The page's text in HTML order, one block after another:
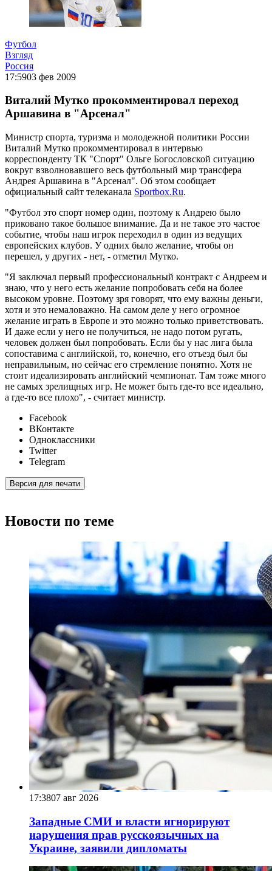
Футбол
Взгляд
Россия
17:5903 фев 2009
Виталий Мутко прокомментировал переход
Аршавина в "Арсенал"
Министр спорта, туризма и молодежной политики России
Виталий Мутко прокомментировал в интервью
корреспонденту ТК "Спорт" Ольге Богословской ситуацию
вокруг взволновавшего весь футбольный мир трансфера
Андрея Аршавина в "Арсенал". Об этом сообщает
официальный сайт телеканала Sportbox.Ru.
"Футбол это спорт номер один, поэтому к Андрею было
приковано такое большое внимание. Да и не такое это частое
событие, чтобы наш игрок переходил в один из ведущих
европейских клубов. У одних было желание, чтобы он
перешел, у других - нет, - отметил Мутко.
"Я заключал первый профессиональный контракт с Андреем и
знаю, что у него есть желание попробовать себя на более
высоком уровне. Поэтому зря говорят, что ему важны деньги,
хотя и это немаловажно. На самом деле у него огромное
желание играть в Европе и это можно только приветствовать.
И даже если у него не получиться, не надо потом ругать,
человек должен был попробовать. Если бы у нас лига была
сопоставима с английской, то, конечно, его отъезд был бы
неправильным, но сейчас его стремление понятно. Хотя не
стоит идеализировать английский чемпионат. Там тоже много
не самых зрелищных игр. Не может быть где-то все идеально,
а где-то все плохо", - считает министр.
Facebook
ВКонтакте
Одноклассники
Twitter
Telegram
Версия для печати
Новости по теме
17:3807 авг 2026
Западные СМИ и власти игнорируют
нарушения прав русскоязычных на
Украине, заявили дипломаты